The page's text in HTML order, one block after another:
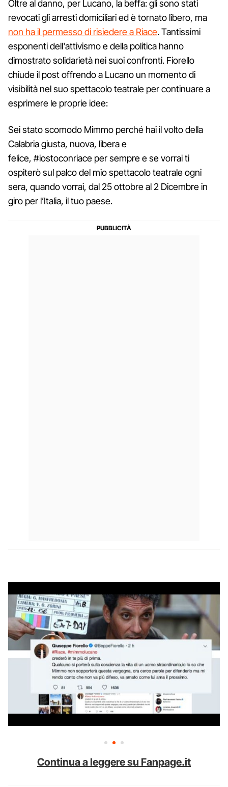
Oltre al danno, per Lucano, la beffa: gli sono stati
revocati gli arresti domiciliari ed è tornato libero, ma
non ha il permesso di risiedere a Riace. Tantissimi
esponenti dell'attivismo e della politica hanno
dimostrato solidarietà nei suoi confronti. Fiorello
chiude il post offrendo a Lucano un momento di
visibilità nel suo spettacolo teatrale per continuare a
esprimere le proprie idee:
‪Sei stato scomodo Mimmo perché hai il volto della
Calabria giusta, nuova, libera e
felice, #iostoconriace per sempre e se vorrai ti
ospiterò sul palco del mio spettacolo teatrale ogni
sera, quando vorrai, dal 25 ottobre al 2 Dicembre in
giro per l’Italia, il tuo paese.
Continua a leggere su Fanpage.it